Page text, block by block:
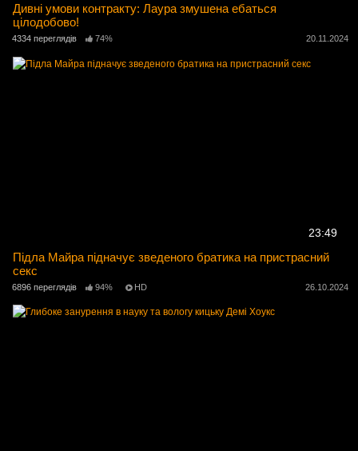
Дивні умови контракту: Лаура змушена ебаться
цілодобово!
4334 переглядів 74% 20.11.2024
23:49
Підла Майра підначує зведеного братика на пристрасний
секс
6896 переглядів 94% HD 26.10.2024